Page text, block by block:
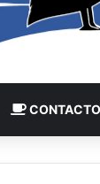
CONTACTO